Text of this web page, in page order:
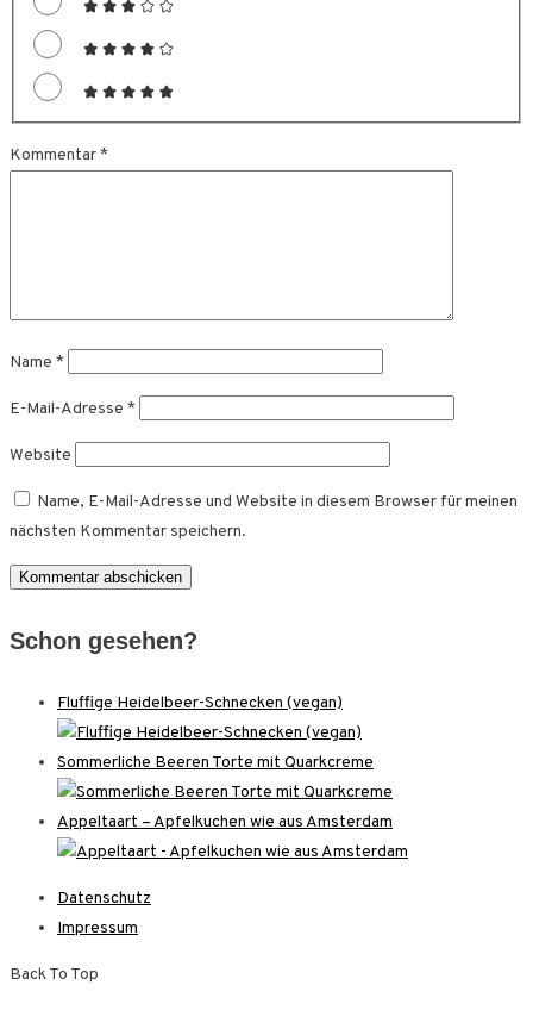
Kommentar*
Name *
E-Mail-Adresse *
Website
Name, E-Mail-Adresse und Website in diesem Browser für meinen
nächsten Kommentar speichern.
Schon gesehen?
Fluffige Heidelbeer-Schnecken (vegan)
Sommerliche Beeren Torte mit Quarkcreme
Appeltaart – Apfelkuchen wie aus Amsterdam
Datenschutz
Impressum
Back To Top